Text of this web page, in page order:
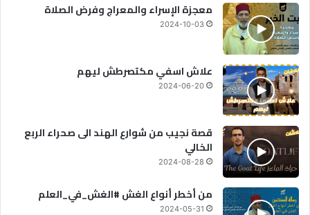
معجزة الإسراء والمعراج وفرض الصلاة
2024-10-03
علاش اسفي مكتصرطش ليهم
2024-06-20
قصة نجيب من شوارع الهند الى صحراء الربع
الخالي
2024-08-28
من أخطر أنواع الغش #الغش_في_العلم
2024-05-31